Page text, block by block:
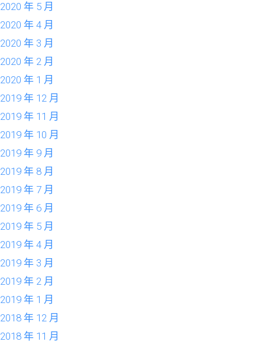
2020 年 5 月
2020 年 4 月
2020 年 3 月
2020 年 2 月
2020 年 1 月
2019 年 12 月
2019 年 11 月
2019 年 10 月
2019 年 9 月
2019 年 8 月
2019 年 7 月
2019 年 6 月
2019 年 5 月
2019 年 4 月
2019 年 3 月
2019 年 2 月
2019 年 1 月
2018 年 12 月
2018 年 11 月